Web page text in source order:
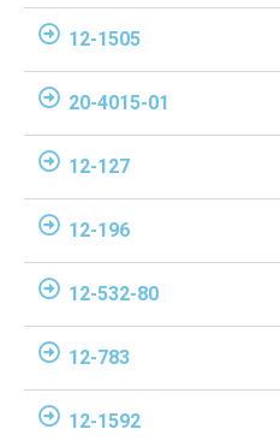
12-1505
20-4015-01
12-127
12-196
12-532-80
12-783
12-1592